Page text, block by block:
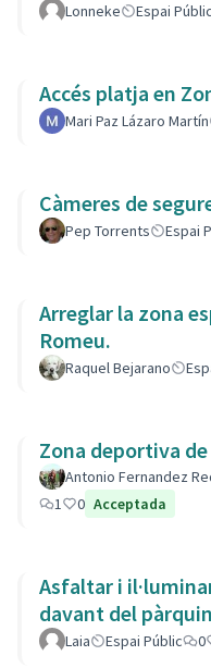
Lonneke Espai Públic
Accés platja en
Mari Paz Lázaro Martín
Càmeres de
Pep Torrents Espai
Arreglar la zona
Romeu.
Raquel Bejarano
Zona deportiva
Antonio Fernandez
1
0 Acceptada
Asfaltar i
davant del
Laia Espai Públic 0